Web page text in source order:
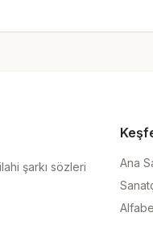
şarkı sözleri
Ana